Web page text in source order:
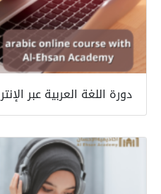
دورة اللغة العربية عبر